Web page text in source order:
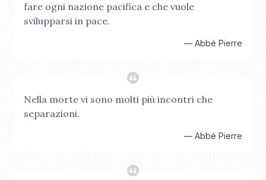
fare ogni nazione pacifica e che vuole
svilupparsi in pace.
— Abbé Pierre
Nella morte vi sono molti più incontri che
separazioni.
— Abbé Pierre